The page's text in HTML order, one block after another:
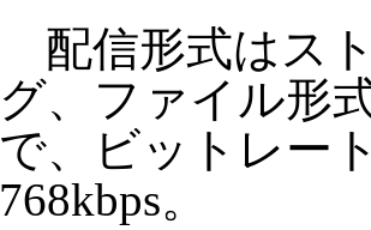
配信形式はス
グ、ファイル形
で、ビットレー
768kbps。